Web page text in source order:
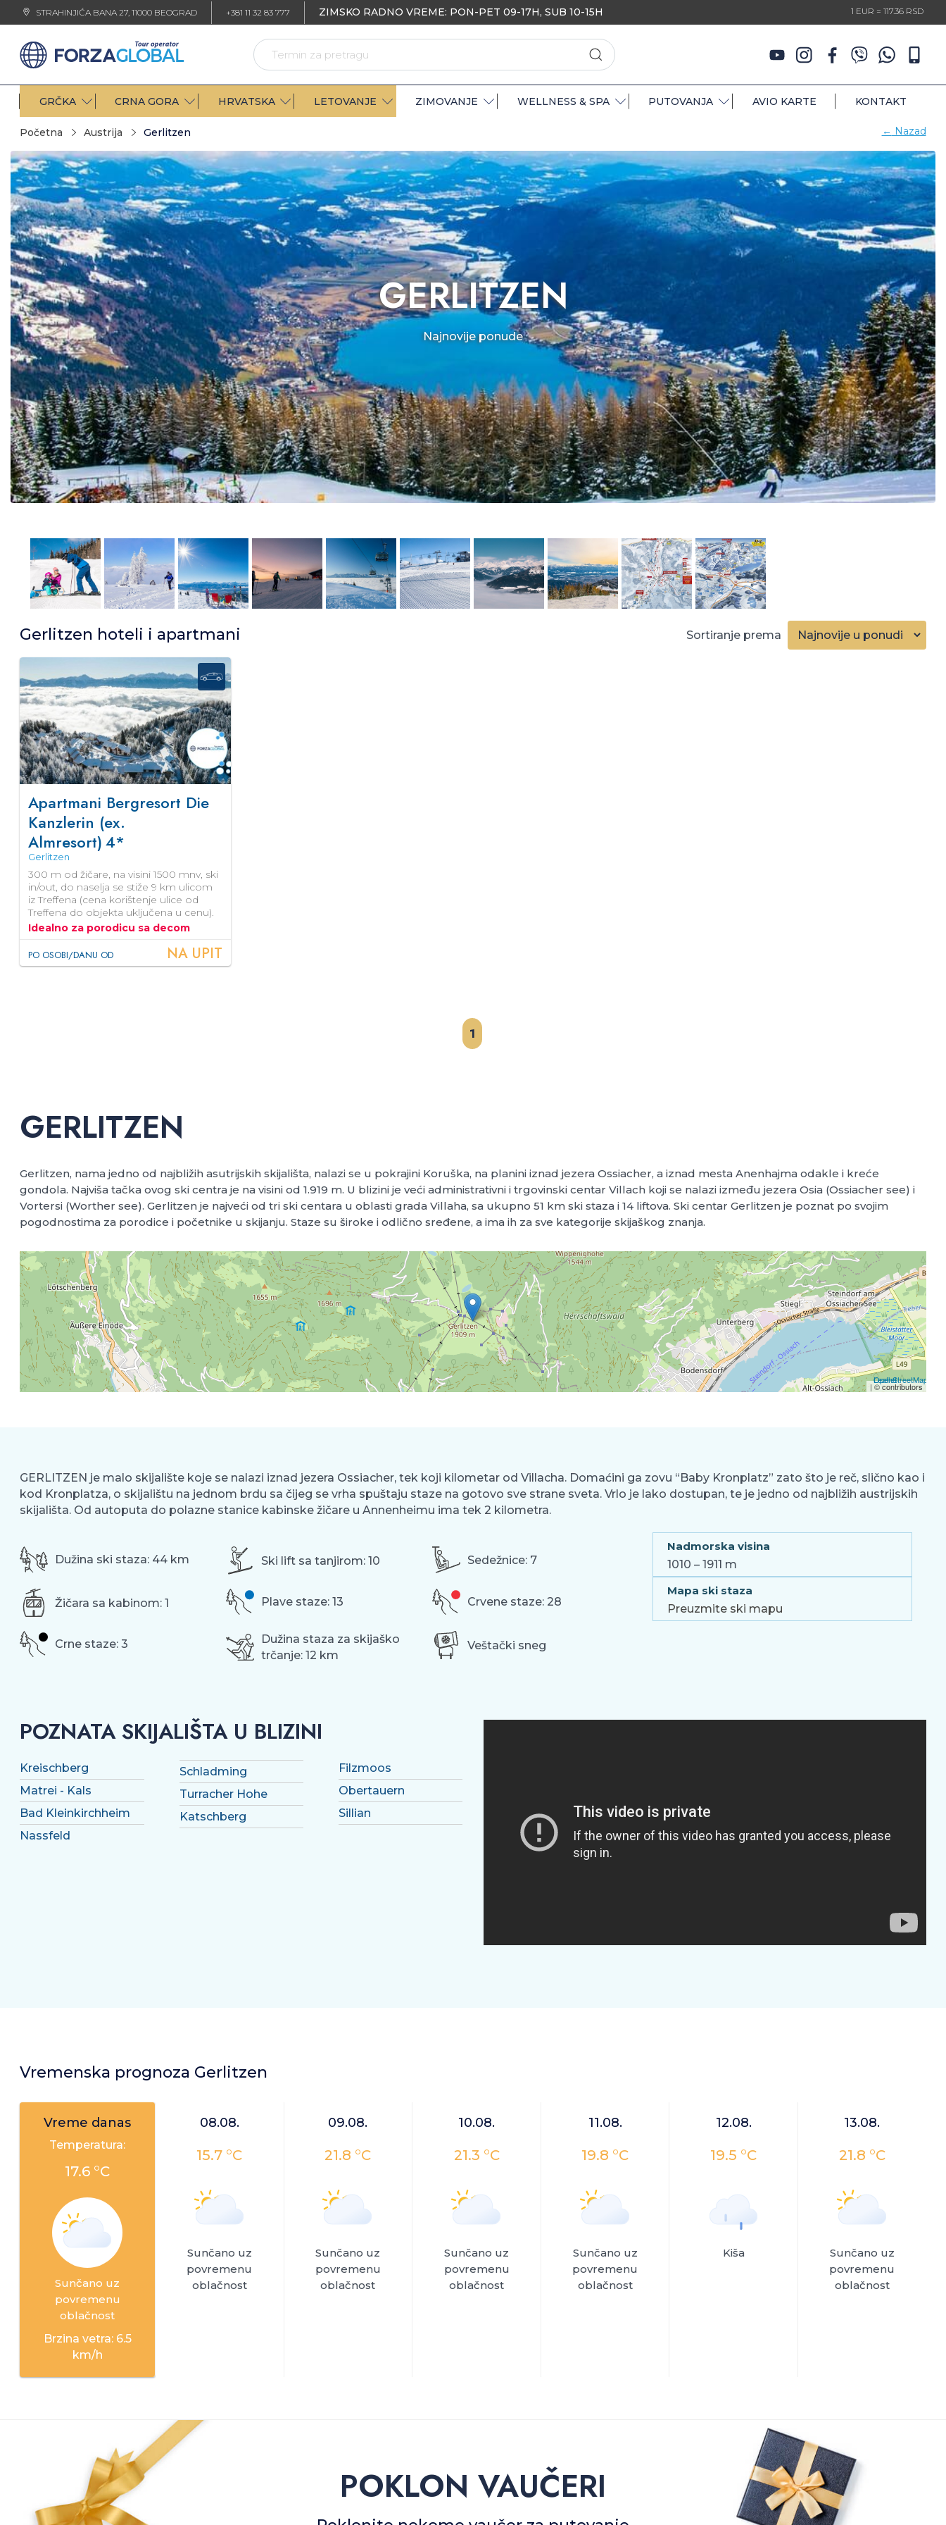
STRAHINJIĆA BANA 27, 11000 BEOGRAD +381 11 32 83 777 ZIMSKO RADNO VREME: PON-PET 09-17H, SUB 10-15H 1 EUR = 117.36 RSD
GRČKA CRNA GORA HRVATSKA LETOVANJE ZIMOVANJE WELLNESS & SPA PUTOVANJA AVIO KARTE KONTAKT
Početna Austrija Gerlitzen ← Nazad
GERLITZEN
Najnovije ponude
Gerlitzen hoteli i apartmani Sortiranje prema
Apartmani Bergresort Die
Kanzlerin (ex.
Almresort) 4*
Gerlitzen
300 m od žičare, na visini 1500 mnv, ski
in/out, do naselja se stiže 9 km ulicom
iz Treffena (cena korištenje ulice od
Treffena do objekta uključena u cenu).
Idealno za porodicu sa decom
PO OSOBI/DANU OD NA UPIT
1
GERLITZEN
Gerlitzen, nama jedno od najbližih asutrijskih skijališta, nalazi se u pokrajini Koruška, na planini iznad jezera Ossiacher, a iznad mesta Anenhajma odakle i kreće
gondola. Najviša tačka ovog ski centra je na visini od 1.919 m. U blizini je veći administrativni i trgovinski centar Villach koji se nalazi između jezera Osia (Ossiacher see) i
Vortersi (Worther see). Gerlitzen je najveći od tri ski centara u oblasti grada Villaha, sa ukupno 51 km ski staza i 14 liftova. Ski centar Gerlitzen je poznat po svojim
pogodnostima za porodice i početnike u skijanju. Staze su široke i odlično sređene, a ima ih za sve kategorije skijaškog znanja.
Leaflet
| ©
OpenStreetMap
contributors
GERLITZEN je malo skijalište koje se nalazi iznad jezera Ossiacher, tek koji kilometar od Villacha. Domaćini ga zovu “Baby Kronplatz” zato što je reč, slično kao i
kod Kronplatza, o skijalištu na jednom brdu sa čijeg se vrha spuštaju staze na gotovo sve strane sveta. Vrlo je lako dostupan, te je jedno od najbližih austrijskih
skijališta. Od autoputa do polazne stanice kabinske žičare u Annenheimu ima tek 2 kilometra.
Dužina ski staza: 44 km Ski lift sa tanjirom: 10 Sedežnice: 7
Žičara sa kabinom: 1 Plave staze: 13 Crvene staze: 28
Crne staze: 3
Dužina staza za skijaško
trčanje: 12 km
Veštački sneg
Nadmorska visina
1010 – 1911 m
Mapa ski staza
Preuzmite ski mapu
POZNATA SKIJALIŠTA U BLIZINI
Kreischberg
Matrei - Kals
Bad Kleinkirchheim
Nassfeld
Schladming
Turracher Hohe
Katschberg
Filzmoos
Obertauern
Sillian
Vremenska prognoza Gerlitzen
Vreme danas
Temperatura:
17.6 °C
Sunčano uz
povremenu
oblačnost
Brzina vetra: 6.5
km/h
08.08.
15.7 °C
Sunčano uz
povremenu
oblačnost
09.08.
21.8 °C
Sunčano uz
povremenu
oblačnost
10.08.
21.3 °C
Sunčano uz
povremenu
oblačnost
11.08.
19.8 °C
Sunčano uz
povremenu
oblačnost
12.08.
19.5 °C
Kiša
13.08.
21.8 °C
Sunčano uz
povremenu
oblačnost
POKLON VAUČERI